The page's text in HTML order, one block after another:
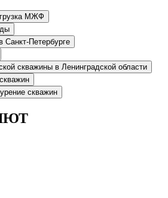
МЖФ
Санкт-Петербурге
скважины в Ленинградской области
скважин